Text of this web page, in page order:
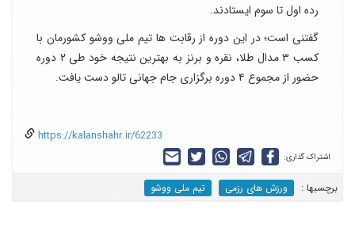
رده اول تا سوم ایستادند.
گفتنی است؛ در این دوره از رقابت ها تیم ملی ووشو کشورمان با
کسب ۳ مدال طلا، نقره و برنز به بهترین نتیجه خود طی ۲ دوره
حضور از مجموع ۴ دوره برگزاری جام جهانی تالو دست یافت.
https://kalanshahr.ir/62233
اشتراک گذاری:
برچسب‎ها : ورزش های رزمی تیم ملی ووشو